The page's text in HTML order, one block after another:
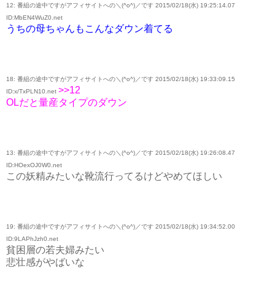
12: 番組の途中ですがアフィサイトへの＼(^o^)／です 2015/02/18(水) 19:25:14.07
ID:MbEN4WuZ0.net
うちの母ちゃんもこんなダウン着てる
18: 番組の途中ですがアフィサイトへの＼(^o^)／です 2015/02/18(水) 19:33:09.15
ID:x/TxPLN10.net >>12
OLだと量産タイプのダウン
13: 番組の途中ですがアフィサイトへの＼(^o^)／です 2015/02/18(水) 19:26:08.47
ID:HOexOJ0W0.net
この妖精みたいな靴流行ってるけどやめてほしい
19: 番組の途中ですがアフィサイトへの＼(^o^)／です 2015/02/18(水) 19:34:52.00
ID:9LAPhJzh0.net
貧困層の若夫婦みたい
悲壮感がやばいな